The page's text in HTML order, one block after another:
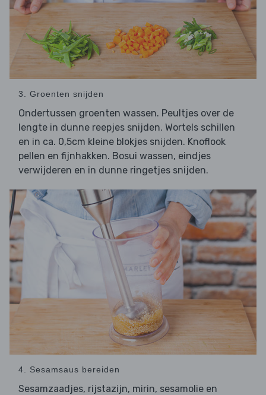
3. Groenten snijden
Ondertussen groenten wassen. Peultjes over de
lengte in dunne reepjes snijden. Wortels schillen
en in ca. 0,5cm kleine blokjes snijden. Knoflook
pellen en fijnhakken. Bosui wassen, eindjes
verwijderen en in dunne ringetjes snijden.
4. Sesamsaus bereiden
Sesamzaadjes, rijstazijn, mirin, sesamolie en